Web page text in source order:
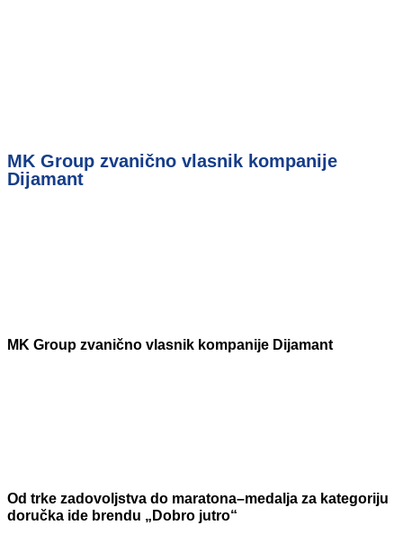
MK Group zvanično vlasnik kompanije
Dijamant
MK Group zvanično vlasnik kompanije Dijamant
Od trke zadovoljstva do maratona–medalja za kategoriju
doručka ide brendu „Dobro jutro“